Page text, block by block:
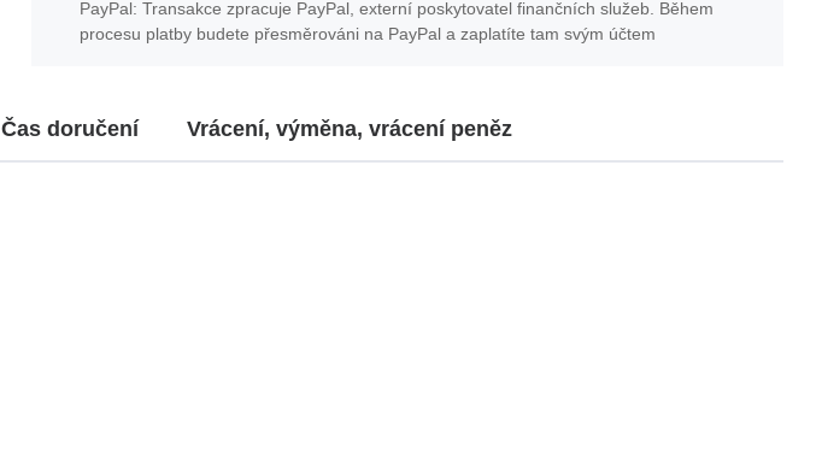
PayPal: Transakce zpracuje PayPal, externí poskytovatel finančních služeb. Během
procesu platby budete přesměrováni na PayPal a zaplatíte tam svým účtem
Čas doručení Vrácení, výměna, vrácení peněz